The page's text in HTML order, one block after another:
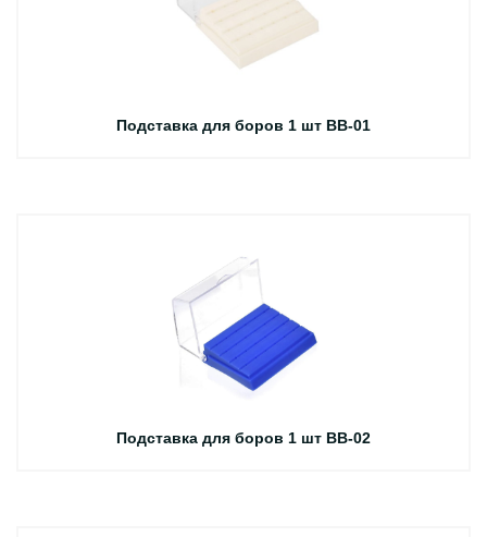
Подставка для боров 1 шт BB-01
Подставка для боров 1 шт BB-02